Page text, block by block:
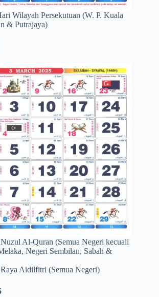
Wilayah Persekutuan (W. P. Kuala
& Putrajaya)
Al-Quran (Semua Negeri kecuali
Negeri Sembilan, Sabah &
Aidilfitri (Semua Negeri)